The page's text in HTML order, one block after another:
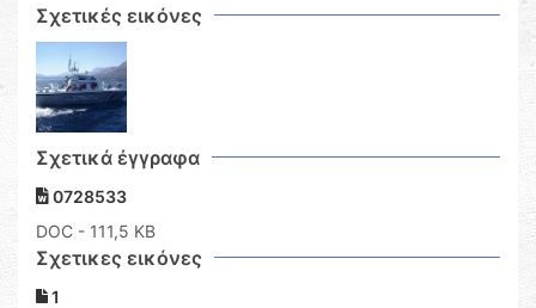
Σχετικές εικόνες
Σχετικά έγγραφα
0728533
DOC - 111,5 KB
Σχετικες εικόνες
1